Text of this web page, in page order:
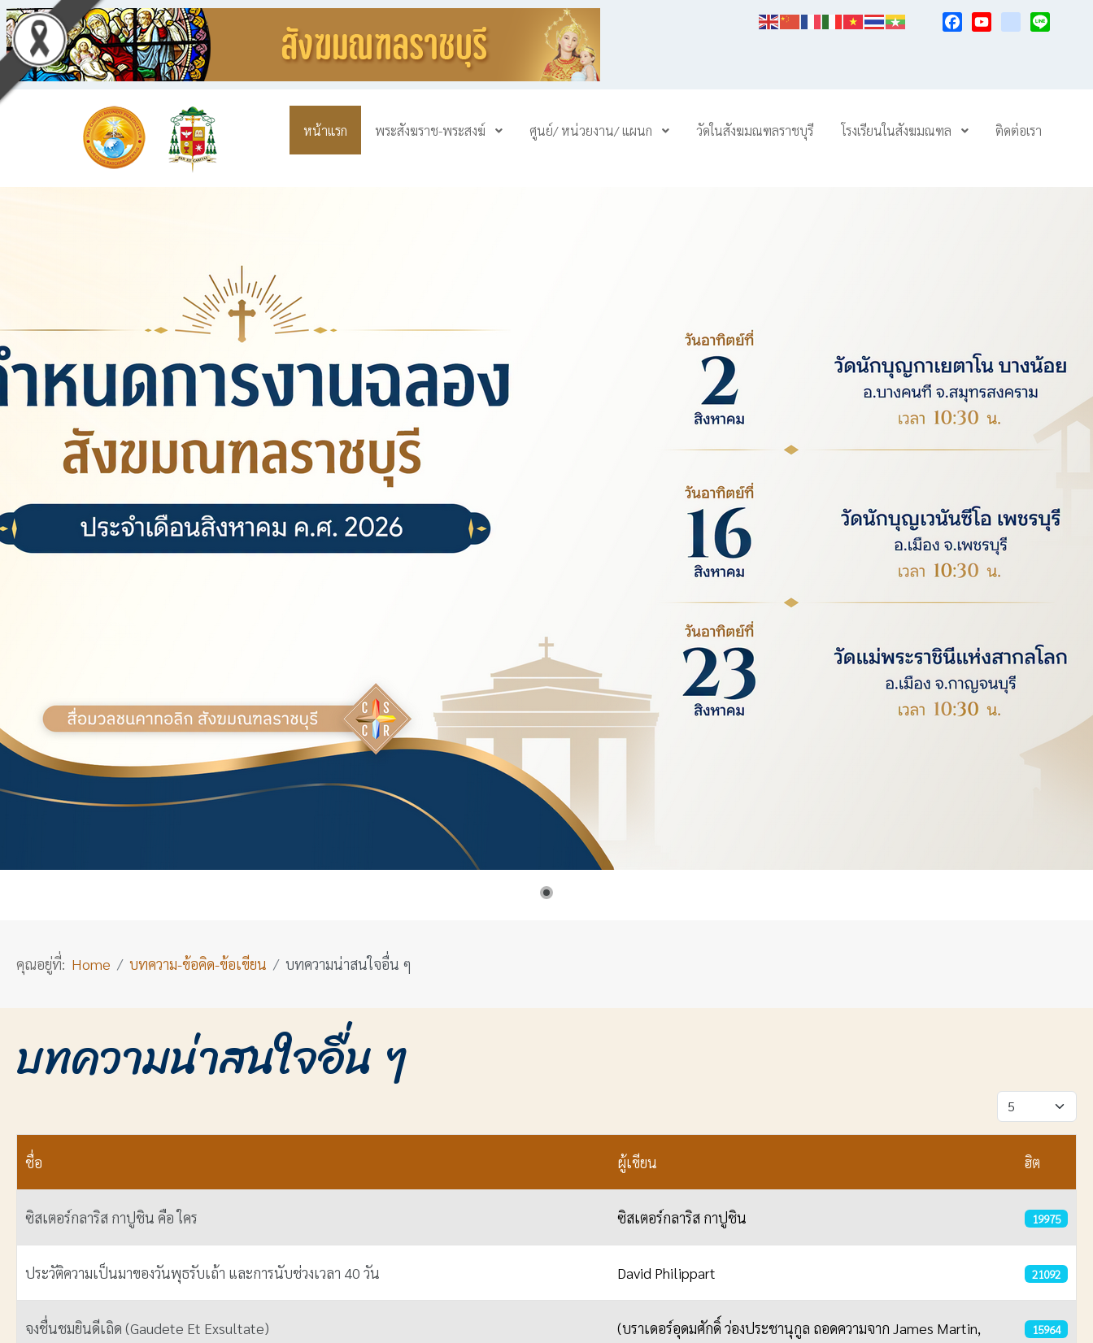
หน้าแรก พระสังฆราช-พระสงฆ์ ศูนย์/ หน่วยงาน/ แผนก วัดในสังฆมณฑลราชบุรี โรงเรียนในสังฆมณฑล ติดต่อเรา
คุณอยู่ที่: Home บทความ-ข้อคิด-ข้อเขียน บทความน่าสนใจอื่น ๆ
บทความน่าสนใจอื่น ๆ
แสดง #
ชื่อ ผู้เขียน ฮิต
ซิสเตอร์กลาริส กาปูชิน คือ ใคร ซิสเตอร์กลาริส กาปูชิน 19975
ประวัติความเป็นมาของวันพุธรับเถ้า และการนับช่วงเวลา 40 วัน David Philippart 21092
จงชื่นชมยินดีเถิด (Gaudete Et Exsultate)
(บราเดอร์อุดมศักดิ์ ว่องประชานุกูล ถอดความจาก James Martin,
15964